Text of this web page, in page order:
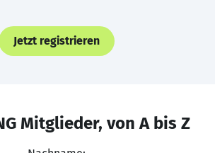
Jetzt registrieren
Mitglieder, von A bis Z